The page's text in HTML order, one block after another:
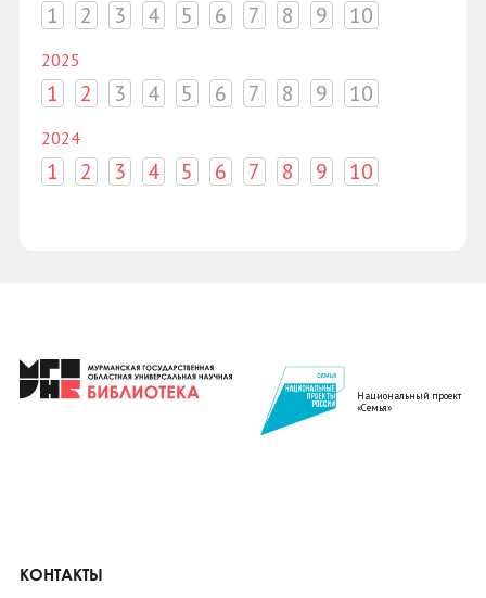
1 2 3 4 5 6 7 8 9 10
2025
1 2 3 4 5 6 7 8 9 10
2024
1 2 3 4 5 6 7 8 9 10
Национальный проект
«Семья»
КОНТАКТЫ